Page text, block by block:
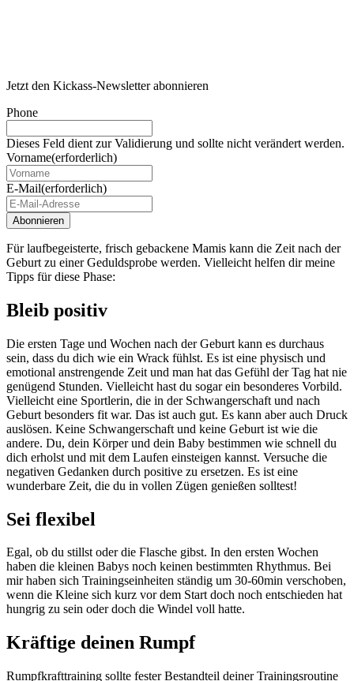
Jetzt den Kickass-Newsletter abonnieren
Phone
Dieses Feld dient zur Validierung und sollte nicht verändert werden.
Vorname(erforderlich)
E-Mail(erforderlich)
Für laufbegeisterte, frisch gebackene Mamis kann die Zeit nach der
Geburt zu einer Geduldsprobe werden. Vielleicht helfen dir meine
Tipps für diese Phase:
Bleib positiv
Die ersten Tage und Wochen nach der Geburt kann es durchaus
sein, dass du dich wie ein Wrack fühlst. Es ist eine physisch und
emotional anstrengende Zeit und man hat das Gefühl der Tag hat nie
genügend Stunden. Vielleicht hast du sogar ein besonderes Vorbild.
Vielleicht eine Sportlerin, die in der Schwangerschaft und nach
Geburt besonders fit war. Das ist auch gut. Es kann aber auch Druck
auslösen. Keine Schwangerschaft und keine Geburt ist wie die
andere. Du, dein Körper und dein Baby bestimmen wie schnell du
dich erholst und mit dem Laufen einsteigen kannst. Versuche die
negativen Gedanken durch positive zu ersetzen. Es ist eine
wunderbare Zeit, die du in vollen Zügen genießen solltest!
Sei flexibel
Egal, ob du stillst oder die Flasche gibst. In den ersten Wochen
haben die kleinen Babys noch keinen bestimmten Rhythmus. Bei
mir haben sich Trainingseinheiten ständig um 30-60min verschoben,
wenn die Kleine sich kurz vor dem Start doch noch entschieden hat
hungrig zu sein oder doch die Windel voll hatte.
Kräftige deinen Rumpf
Rumpfkrafttraining sollte fester Bestandteil deiner Trainingsroutine